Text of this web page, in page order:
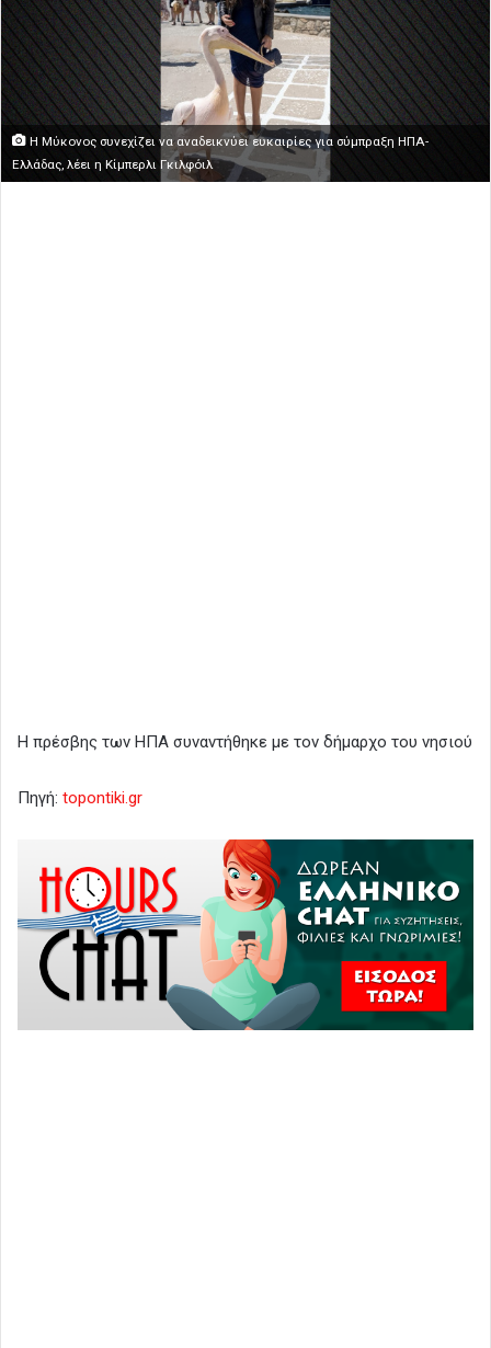
Η Μύκονος συνεχίζει να αναδεικνύει ευκαιρίες για σύμπραξη ΗΠΑ-
Ελλάδας, λέει η Κίμπερλι Γκιλφόιλ
Η πρέσβης των ΗΠΑ συναντήθηκε με τον δήμαρχο του νησιού
Πηγή: topontiki.gr